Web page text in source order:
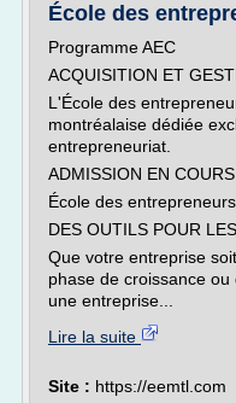
École des
Programme AEC
ACQUISITION ET
L'École des
montréalaise dédiée
entrepreneuriat.
ADMISSION EN
École des entrepreneurs
DES OUTILS POUR
Que votre entreprise
phase de croissance
une entreprise...
Lire la suite
Site : https://eemtl.com